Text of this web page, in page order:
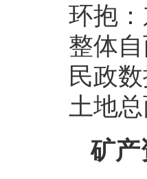
环抱
整体
民政
土地总
矿产